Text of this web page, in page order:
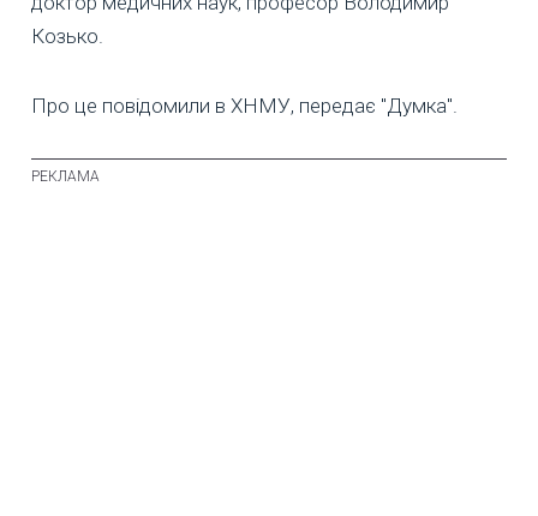
Козько.
Про це повідомили в ХНМУ, передає "Думка".